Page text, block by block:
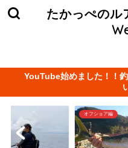
たかっぺのル
YouTube始めました！！
オフショア編